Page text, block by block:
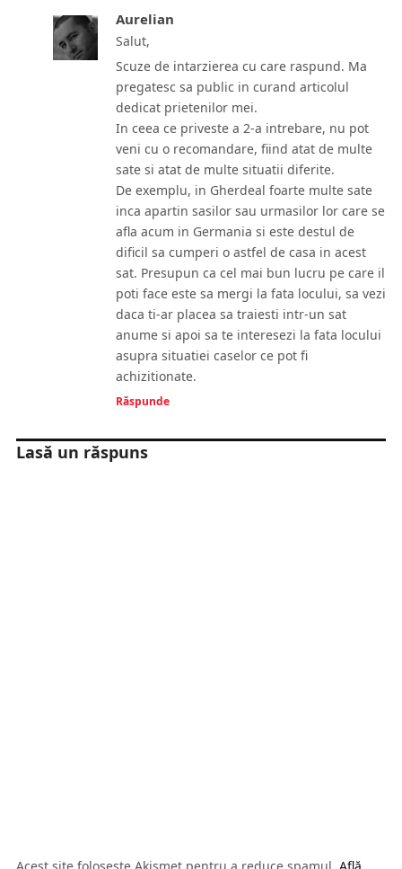
Aurelian
Salut,
Scuze de intarzierea cu care raspund. Ma
pregatesc sa public in curand articolul
dedicat prietenilor mei.
In ceea ce priveste a 2-a intrebare, nu pot
veni cu o recomandare, fiind atat de multe
sate si atat de multe situatii diferite.
De exemplu, in Gherdeal foarte multe sate
inca apartin sasilor sau urmasilor lor care se
afla acum in Germania si este destul de
dificil sa cumperi o astfel de casa in acest
sat. Presupun ca cel mai bun lucru pe care il
poti face este sa mergi la fata locului, sa vezi
daca ti-ar placea sa traiesti intr-un sat
anume si apoi sa te interesezi la fata locului
asupra situatiei caselor ce pot fi
achizitionate.
Răspunde
Lasă un răspuns
Acest site folosește Akismet pentru a reduce spamul. Află